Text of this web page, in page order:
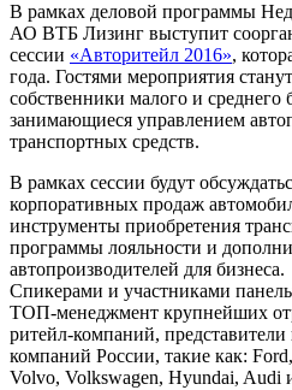
В рамках деловой программы
АО ВТБ Лизинг выступит
сессии «Авторитейл 2016»,
года. Гостями мероприятия
собственники малого и среднего
занимающиеся управлением
транспортных средств.
В рамках сессии будут
корпоративных продаж
инструменты приобретения
программы лояльности и
автопроизводителей для бизнеса.
Спикерами и участниками
ТОП-менеджмент крупнейших
ритейл-компаний,
компаний России, такие как:
Volvo, Volkswagen, Hyundai, Audi